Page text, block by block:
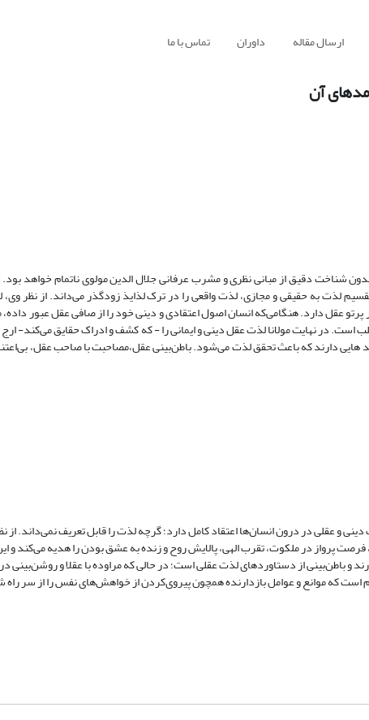
ارسال مقاله داوران تماس با ما
آن
شناخت دقیق از مبانی نظری و مشرب عرفانی جلال الدین مولوی ناتمام خواهد بود.
لذت به حقیقی و مجازی، لذت واقعی را در ترک لذایذ زودگذر می‌داند. از نظر
عقل دارد. هنگامی‌که انسان اصول اعتقادی و دینی خود را از صافی عقل عبور داده،
است. در نهایت مولانا لذت عقل دینی و ایمانی را - که کشف و ادراک حقایق می‌کند-
هایی دارند که باعث تحقق لذت می‌شود. باطن‌بینی عقل،مصاحبت با صاحب عقل،
و عقلی در درون انسان‌ها اعتقاد کامل دارد؛ گرچه لذت را قابل تعریف نمی‌داند. از
پرواز در ملکوت، تقرب الهی، پالایش روح و زنده به عشق بودن را هدیه می‌کند
و باطن‌بینی از دستاوردهای لذت عقلی است‌؛ در حالی که مراوده با عقلا و روشن‌بینی
است که موانع و عوامل بازدارنده همچون پیروی‌کردن از خواهش‌های نفس را از سر